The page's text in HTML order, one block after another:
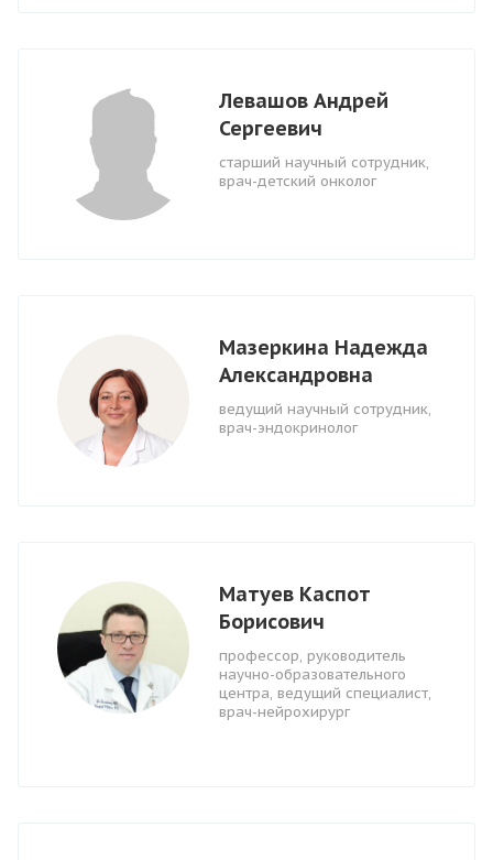
Левашов Андрей
Сергеевич
старший научный сотрудник,
врач-детский онколог
Мазеркина Надежда
Александровна
ведущий научный сотрудник,
врач-эндокринолог
Матуев Каспот
Борисович
профессор, руководитель
научно-образовательного
центра, ведущий специалист,
врач-нейрохирург